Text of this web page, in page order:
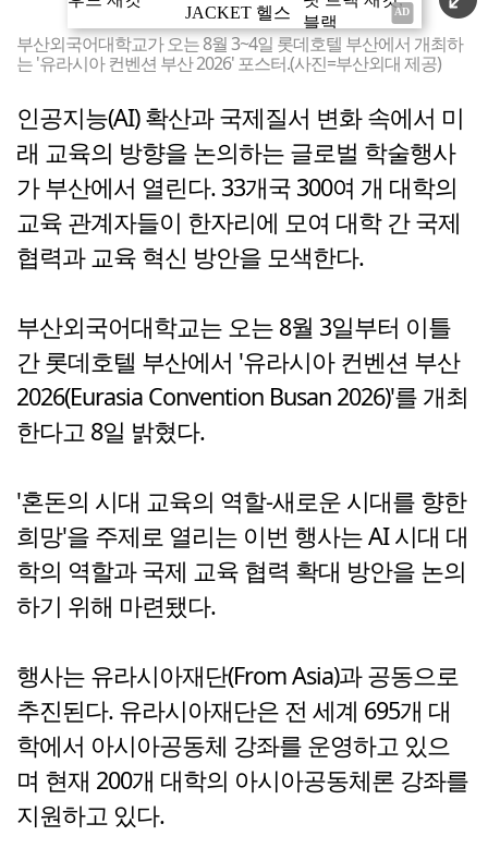
부산외국어대학교가 오는 8월 3~4일 롯데호텔 부산에서 개최하
는 '유라시아 컨벤션 부산 2026' 포스터.(사진=부산외대 제공)
인공지능(AI) 확산과 국제질서 변화 속에서 미
래 교육의 방향을 논의하는 글로벌 학술행사
가 부산에서 열린다. 33개국 300여 개 대학의
교육 관계자들이 한자리에 모여 대학 간 국제
협력과 교육 혁신 방안을 모색한다.
부산외국어대학교는 오는 8월 3일부터 이틀
간 롯데호텔 부산에서 '유라시아 컨벤션 부산
2026(Eurasia Convention Busan 2026)'를 개최
한다고 8일 밝혔다.
'혼돈의 시대 교육의 역할-새로운 시대를 향한
희망'을 주제로 열리는 이번 행사는 AI 시대 대
학의 역할과 국제 교육 협력 확대 방안을 논의
하기 위해 마련됐다.
행사는 유라시아재단(From Asia)과 공동으로
추진된다. 유라시아재단은 전 세계 695개 대
학에서 아시아공동체 강좌를 운영하고 있으
며 현재 200개 대학의 아시아공동체론 강좌를
지원하고 있다.